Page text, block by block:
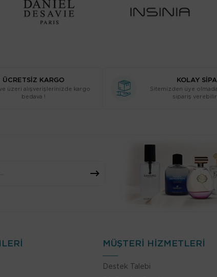
ÜCRETSİZ KARGO
üzeri alışverişlerinizde kargo
bedava !
KOLAY
Sitemizden üye
sipariş
MÜŞTERİ HİZMETLERİ
Destek Talebi